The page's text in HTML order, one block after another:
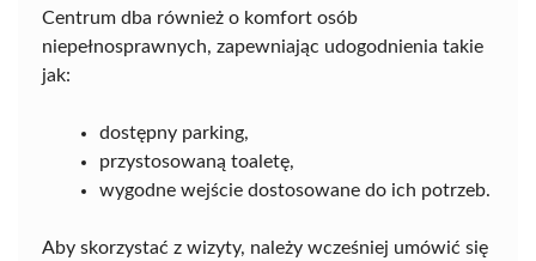
Centrum dba również o komfort osób
niepełnosprawnych, zapewniając udogodnienia takie
jak:
dostępny parking,
przystosowaną toaletę,
wygodne wejście dostosowane do ich potrzeb.
Aby skorzystać z wizyty, należy wcześniej umówić się